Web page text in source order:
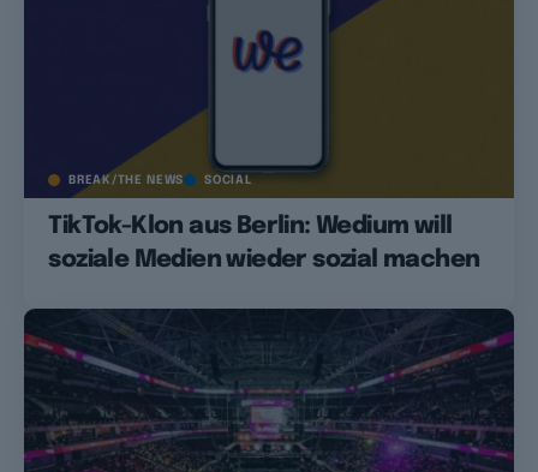
BREAK/THE NEWS SOCIAL
TikTok-Klon aus Berlin: Wedium will
soziale Medien wieder sozial machen